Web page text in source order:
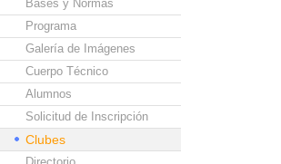
Bases y Normas
Programa
Galería de Imágenes
Cuerpo Técnico
Alumnos
Solicitud de Inscripción
Clubes